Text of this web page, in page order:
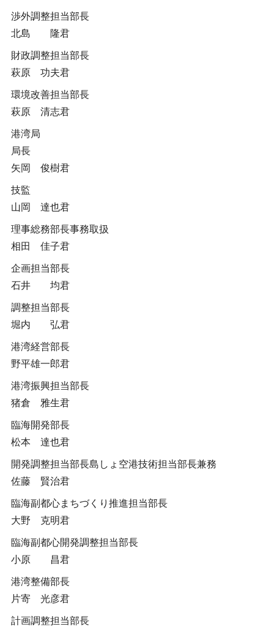
渉外調整担当部長
北島 隆君
財政調整担当部長
萩原 功夫君
環境改善担当部長
萩原 清志君
港湾局
局長
矢岡 俊樹君
技監
山岡 達也君
理事総務部長事務取扱
相田 佳子君
企画担当部長
石井 均君
調整担当部長
堀内 弘君
港湾経営部長
野平雄一郎君
港湾振興担当部長
猪倉 雅生君
臨海開発部長
松本 達也君
開発調整担当部長島しょ空港技術担当部長兼務
佐藤 賢治君
臨海副都心まちづくり推進担当部長
大野 克明君
臨海副都心開発調整担当部長
小原 昌君
港湾整備部長
片寄 光彦君
計画調整担当部長